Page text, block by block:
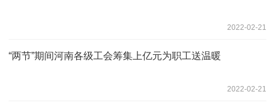
2022-02-21
“两节”期间河南各级工会筹集上亿元为职工送温暖
2022-02-21